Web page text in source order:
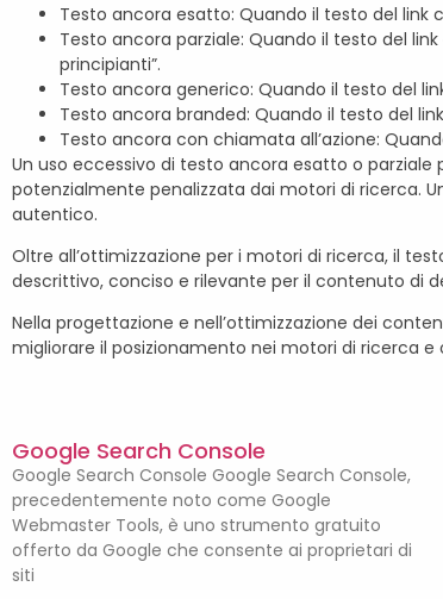
Testo ancora esatto: Quando il testo del link
Testo ancora parziale: Quando il testo del
principianti”.
Testo ancora generico: Quando il testo del
Testo ancora branded: Quando il testo del
Testo ancora con chiamata all’azione:
Un uso eccessivo di testo ancora esatto o
potenzialmente penalizzata dai motori di ricerca.
autentico.
Oltre all’ottimizzazione per i motori di ricerca, il
descrittivo, conciso e rilevante per il contenuto di
Nella progettazione e nell’ottimizzazione dei
migliorare il posizionamento nei motori di ricerca
Google Search Console
Google Search Console Google Search Console,
precedentemente noto come Google
Webmaster Tools, è uno strumento gratuito
offerto da Google che consente ai proprietari di
siti